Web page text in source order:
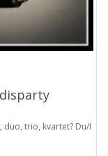
duo, trio, kvartet? Du/I